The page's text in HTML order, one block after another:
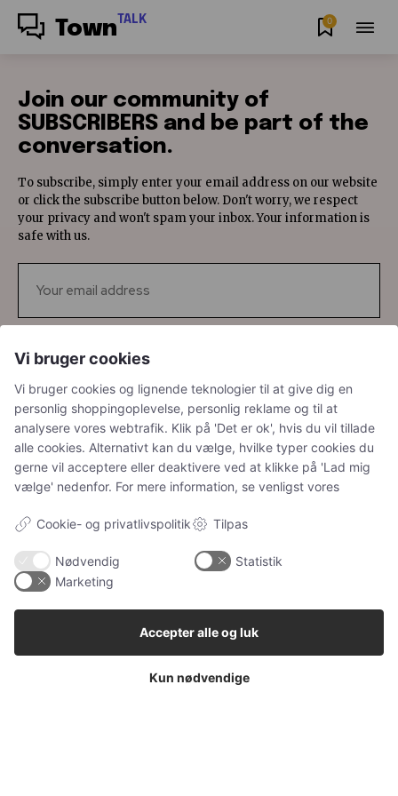
Town TALK 0
Join our community of
SUBSCRIBERS and be part of the
conversation.
To subscribe, simply enter your email address on our website
or click the subscribe button below. Don't worry, we respect
your privacy and won't spam your inbox. Your information is
safe with us.
I've read and accept the Privacy Policy.
32,111 11,243
Followers
Cookie-indstillinger
Vi bruger cookies
Vi bruger cookies og lignende teknologier til at give dig en
personlig shoppingoplevelse, personlig reklame og til at
analysere vores webtrafik. Klik på 'Det er ok', hvis du vil tillade
alle cookies. Alternativt kan du vælge, hvilke typer cookies du
gerne vil acceptere eller deaktivere ved at klikke på 'Lad mig
vælge' nedenfor. For mere information, se venligst vores
Cookie- og privatlivspolitik Tilpas
Nødvendig
Statistik
Marketing
Kun nødvendige
Accepter alle og luk